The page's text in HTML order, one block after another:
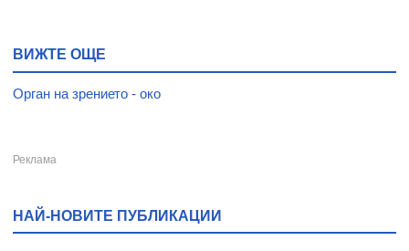
ВИЖТЕ ОЩЕ
Орган на зрението - око
НАЙ-НОВИТЕ ПУБЛИКАЦИИ